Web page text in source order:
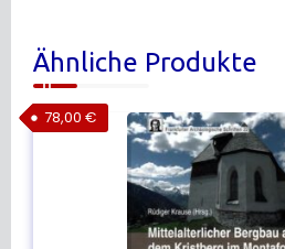
Ähnliche Produkte
78,00 €